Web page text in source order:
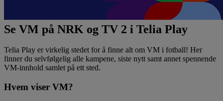
Se VM på NRK og TV 2 i Telia Play
Telia Play er virkelig stedet for å finne alt om VM i fotball! Her
finner du selvfølgelig alle kampene, siste nytt samt annet spennende
VM-innhold samlet på ett sted.
Hvem viser VM?